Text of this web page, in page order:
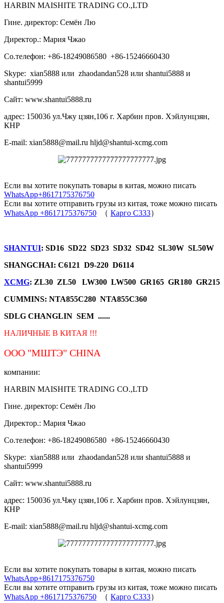
HARBIN MAISHITE TRADING CO.,LTD
Гине. директор: Семён Лю
Директор.: Мария Чжао
Со.телефон: +86-18249086580 +86-15246660430
Skype: xian5888 или zhaodandan528 или shantui5888 и
shantui5999
Сайт: www.shantui5888.ru
адрес: 150036 ул.Чжу цзян,106 г. Харбин пров. Хэйлунцзян,
КНР
E-mail: xian5888@mail.ru hljd@shantui-xcmg.com
Если вы хотите покупать товары в китая, можно писать
WhatsApp+8617175376750
Если вы хотите отправить грузы из китая, тоже можно писать
WhatsApp +8617175376750 （ Карго C333）
SHANTUI: SD16 SD22 SD23 SD32 SD42 SL30W SL50W
SHANGCHAI: C6121 D9-220 D6114
XCMG: ZL30 ZL50 LW300 LW500 GR165 GR180 GR215
CUMMINS: NTA855C280 NTA855C360
SDLG CHANGLIN SEM ......
НАЛИЧНЫЕ В КИТАЯ !!!
ООО "МШТЭ" CHINA
компании:
HARBIN MAISHITE TRADING CO.,LTD
Гине. директор: Семён Лю
Директор.: Мария Чжао
Со.телефон: +86-18249086580 +86-15246660430
Skype: xian5888 или zhaodandan528 или shantui5888 и
shantui5999
Сайт: www.shantui5888.ru
адрес: 150036 ул.Чжу цзян,106 г. Харбин пров. Хэйлунцзян,
КНР
E-mail: xian5888@mail.ru hljd@shantui-xcmg.com
Если вы хотите покупать товары в китая, можно писать
WhatsApp+8617175376750
Если вы хотите отправить грузы из китая, тоже можно писать
WhatsApp +8617175376750 （ Карго C333）